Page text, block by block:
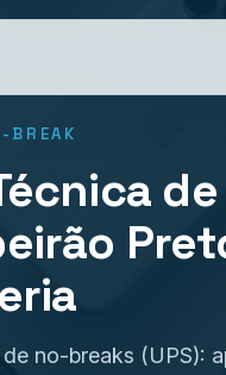
BREAK
no-breaks (UPS):